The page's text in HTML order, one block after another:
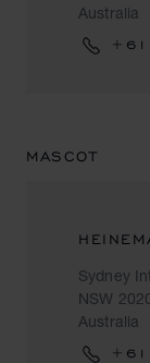
Australia
MASCOT
Sydney
NSW
Australia